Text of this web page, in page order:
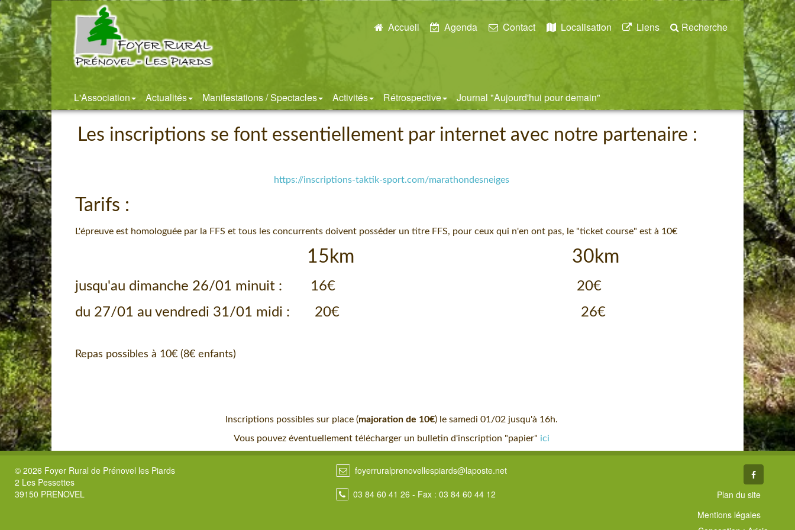
Accueil Agenda Contact Localisation Liens Recherche
L'Association Actualités Manifestations / Spectacles Activités Rétrospective Journal "Aujourd'hui pour demain"
Les inscriptions se font essentiellement par internet avec notre partenaire :
https://inscriptions-taktik-sport.com/marathondesneiges
Tarifs :
L'épreuve est homologuée par la FFS et tous les concurrents doivent posséder un titre FFS, pour ceux qui n'en ont pas, le "ticket course" est à 10€
15km 30km
jusqu'au dimanche 26/01 minuit : 16€ 20€
du 27/01 au vendredi 31/01 midi : 20€ 26€
Repas possibles à 10€ (8€ enfants)
Inscriptions possibles sur place (majoration de 10€) le samedi 01/02 jusqu'à 16h.
Vous pouvez éventuellement télécharger un bulletin d'inscription "papier" ici
© 2026 Foyer Rural de Prénovel les Piards
2 Les Pessettes
39150 PRENOVEL
foyerruralprenovellespiards@laposte.net
03 84 60 41 26 - Fax : 03 84 60 44 12
Plan du site
Mentions légales